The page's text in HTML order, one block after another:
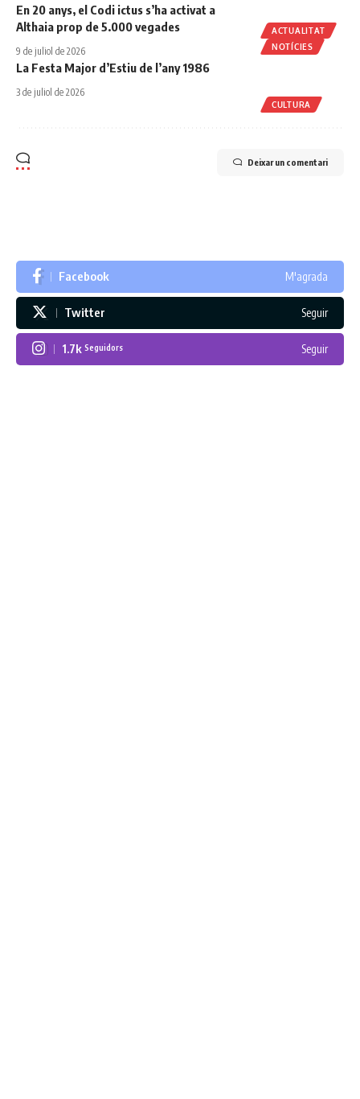
ACTUALITAT
NOTÍCIES
En 20 anys, el Codi ictus s’ha activat a
Althaia prop de 5.000 vegades
9 de juliol de 2026
CULTURA
La Festa Major d’Estiu de l’any 1986
3 de juliol de 2026
Deixar un comentari
Facebook M'agrada
Twitter Seguir
1.7k Seguidors Seguir